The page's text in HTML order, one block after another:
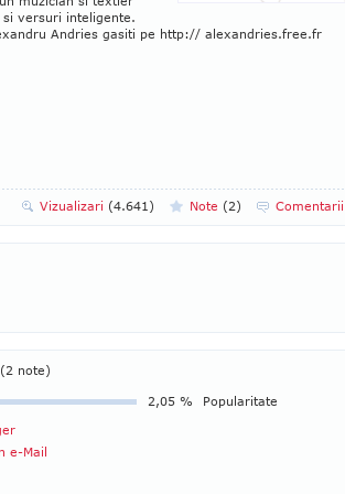
versuri inteligente.
Andries gasiti pe http:// alexandries.free.fr
Vizualizari (4.641) Note (2) Comentarii
note)
Popularitate
2,05 %
e-Mail